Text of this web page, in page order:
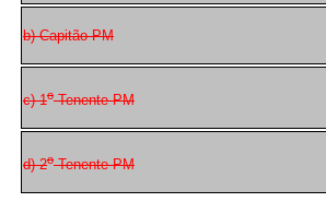
b) Capitão PM
c) 1oTenente PM
d) 2oTenente PM